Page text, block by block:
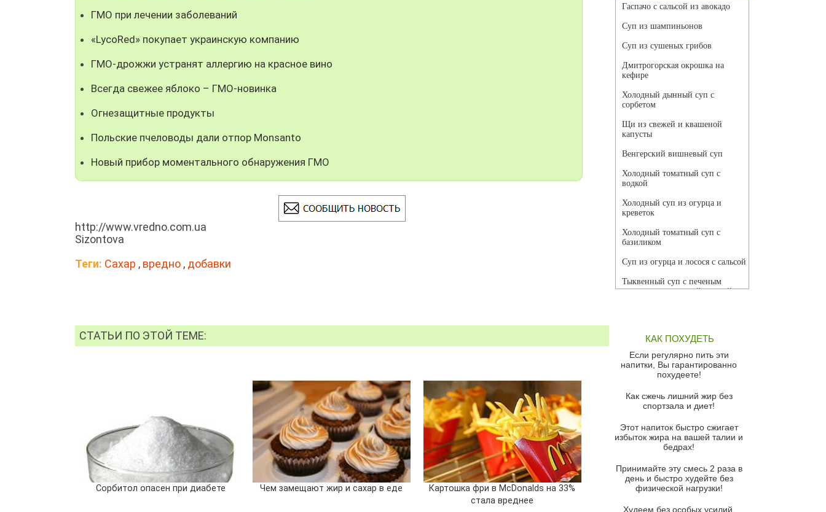
ГМО при лечении заболеваний
«LycoRed» покупает украинскую компанию
ГМО-дрожжи устранят аллергию на красное вино
Всегда свежее яблоко – ГМО-новинка
Огнезащитные продукты
Польские пчеловоды дали отпор Monsanto
Новый прибор моментального обнаружения ГМО
http://www.vredno.com.ua
Sizontova
Теги: Сахар , вредно , добавки
СТАТЬИ ПО ЭТОЙ ТЕМЕ:
Сорбитол опасен при диабете Чем замещают жир и сахар в еде
Картошка фри в McDonalds на 33%
стала вреднее
Гаспачо с сальсой из авокадо
Суп из шампиньонов
Суп из сушеных грибов
Дмитрогорская окрошка на
кефире
Холодный дынный суп с
сорбетом
Щи из свежей и квашеной
капусты
Венгерский вишневый суп
Холодный томатный суп с
водкой
Холодный суп из огурца и
креветок
Холодный томатный суп с
базиликом
Суп из огурца и лосося с сальсой
Тыквенный суп с печеным
чесноком и томатной сальсой
красного перца
Парижский луковый суп
Суп из спаржи и горошка с
Суп-крем из цветной капусты
Французский луковый суп
Суп из баклажанов с моцареллой
Грибной крем-суп с кростини с
козьим сыром
Суп мисо с зеленым луком и
КАК ПОХУДЕТЬ
Если регулярно пить эти
напитки, Вы гарантированно
похудеете!
Как сжечь лишний жир без
спортзала и диет!
Этот напиток быстро сжигает
избыток жира на вашей талии и
бедрах!
Принимайте эту смесь 2 раза в
день и быстро худейте без
физической нагрузки!
Худеем без особых усилий,